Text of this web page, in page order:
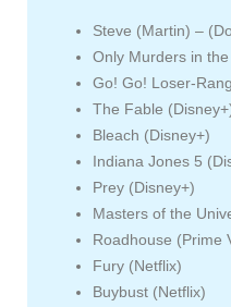
Steve (Martin) –
Only Murders in
Go! Go! Loser-
The Fable
Bleach (Disney+)
Indiana Jones 5
Prey (Disney+)
Masters of the
Roadhouse (Prime
Fury (Netflix)
Buybust (Netflix)